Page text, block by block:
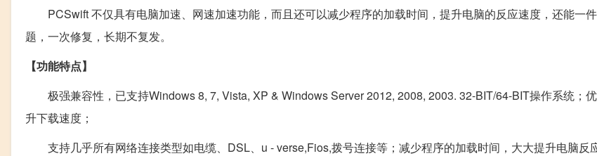
PCSwift 不仅具有电脑加速、网速加速功能，而且还可以减少程序的加载时间，提升电脑的反应速度，还能一
题，一次修复，长期不复发。
【功能特点】
极强兼容性，已支持Windows 8, 7, Vista, XP & Windows Server 2012, 2008, 2003. 32-BIT/64-BIT操作系统；
升下载速度；
支持几乎所有网络连接类型如电缆、DSL、u - verse,Fios,拨号连接等；减少程序的加载时间，大大提升电脑反